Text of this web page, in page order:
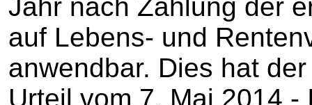
Jahr nach Zahlung der
auf Lebens- und
anwendbar. Dies hat
Urteil vom 7. Mai 2014 -